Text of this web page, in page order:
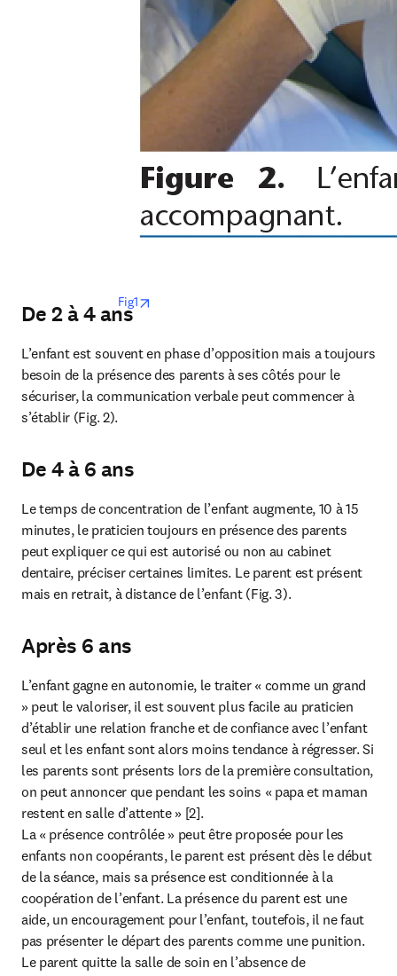
Fig1
De 2 à 4 ans
L’enfant est souvent en phase d’opposition mais a toujours
besoin de la présence des parents à ses côtés pour le
sécuriser, la communication verbale peut commencer à
s’établir (Fig. 2).
De 4 à 6 ans
Le temps de concentration de l’enfant augmente, 10 à 15
minutes, le praticien toujours en présence des parents
peut expliquer ce qui est autorisé ou non au cabinet
dentaire, préciser certaines limites. Le parent est présent
mais en retrait, à distance de l’enfant (Fig. 3).
Après 6 ans
L’enfant gagne en autonomie, le traiter « comme un grand
» peut le valoriser, il est souvent plus facile au praticien
d’établir une relation franche et de confiance avec l’enfant
seul et les enfant sont alors moins tendance à régresser. Si
les parents sont présents lors de la première consultation,
on peut annoncer que pendant les soins « papa et maman
restent en salle d’attente » [2].
La « présence contrôlée » peut être proposée pour les
enfants non coopérants, le parent est présent dès le début
de la séance, mais sa présence est conditionnée à la
coopération de l’enfant. La présence du parent est une
aide, un encouragement pour l’enfant, toutefois, il ne faut
pas présenter le départ des parents comme une punition.
Le parent quitte la salle de soin en l’absence de